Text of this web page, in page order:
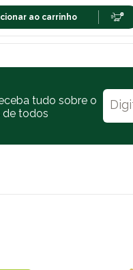
ao carrinho
tudo sobre o
de todos